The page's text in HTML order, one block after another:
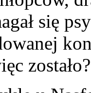
się
zostało?